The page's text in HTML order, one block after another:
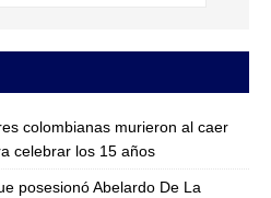
colombianas murieron al caer
celebrar los 15 años
posesionó Abelardo De La